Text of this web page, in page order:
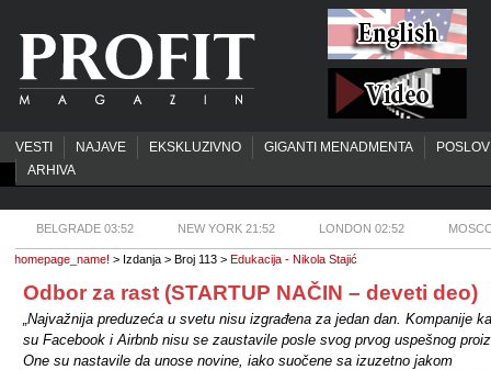
VESTI NAJAVE EKSKLUZIVNO GIGANTI MENADMENTA
ARHIVA
BELGRADE 03:52 NEW YORK 21:52 LONDON 02:52
homepage_name! > Izdanja > Broj 113 > Edukacija - Nikola Stajić
Odbor za rast (STARTUP NAČIN – deveti deo)
„Najvažnija preduzeća u svetu nisu izgrađena za jedan dan. Kompanije
su Facebook i Airbnb nisu se zaustavile posle svog prvog uspešnog
One su nastavile da unose novine, iako suočene sa izuzetno jakom